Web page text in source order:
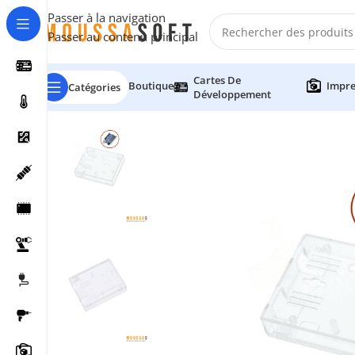
Passer à la navigation
Passer au contenu principal
Catégories Boutique
Cartes De
Développement